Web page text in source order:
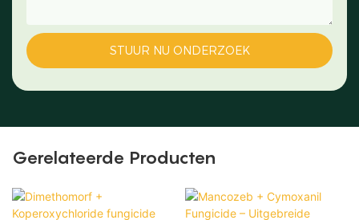
STUUR NU ONDERZOEK
Gerelateerde Producten